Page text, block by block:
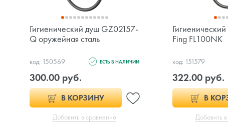
Гигиенический душ GZ02157-
Q оружейная сталь
код: 150569 ЕСТЬ В НАЛИЧИИ
300.00 руб.
В КОРЗИНУ
Добавить в сравнение
Fing FL100NK
код: 151579
322.00 руб.
В
Добавить